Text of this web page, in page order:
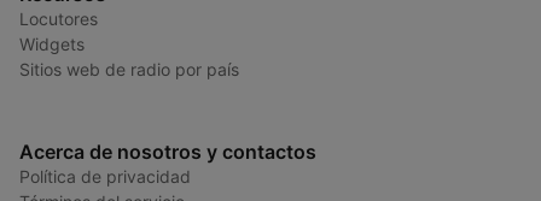
Locutores
Widgets
Sitios web de radio por país
Acerca de nosotros y contactos
Política de privacidad